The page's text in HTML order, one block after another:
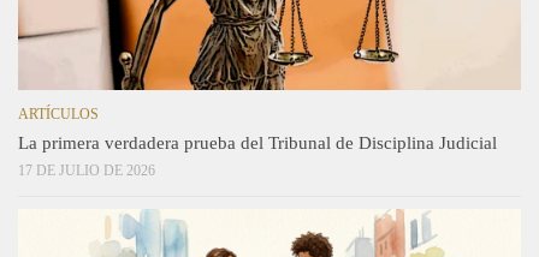
ARTÍCULOS
La primera verdadera prueba del Tribunal de Disciplina Judicial
17 DE JULIO DE 2026